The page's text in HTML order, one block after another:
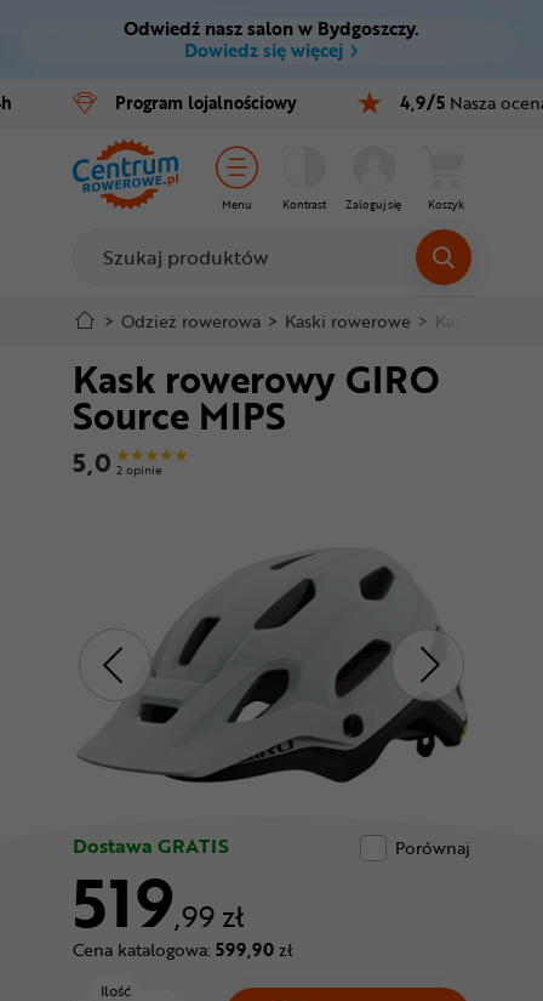
Ctrl M
Menu główne
Informacje o produkcie
Do koszyka
Szczegółowe informacje
Stopka
Mapa strony
Odwiedź nasz salon w Bydgoszczy.
Dowiedz się więcej
Program lojalnościowy 4,9/5 Nasza
Menu Kontrast Zaloguj się Koszyk
Rowery
E-bike
Części
Akcesoria
Odzież
Kaski
Buty
Superoferta
> Odzież rowerowa > Kaski rowerowe > Kaski MTB i
Kask rowerowy GIRO
Source MIPS
5,0 2 opinie
Dostawa GRATIS Porównaj
519,99 zł
Cena katalogowa: 599,90zł
Ilość